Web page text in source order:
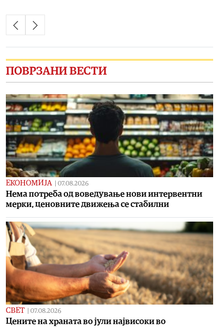
ПОВРЗАНИ ВЕСТИ
ЕКОНОМИЈА 07.08.2026
Нема потреба од воведување нови интервентни
мерки, ценовните движења се стабилни
СВЕТ 07.08.2026
Цените на храната во јули највисоки во